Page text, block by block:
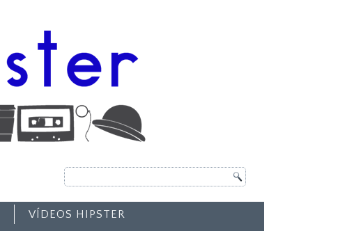
VÍDEOS HIPSTER